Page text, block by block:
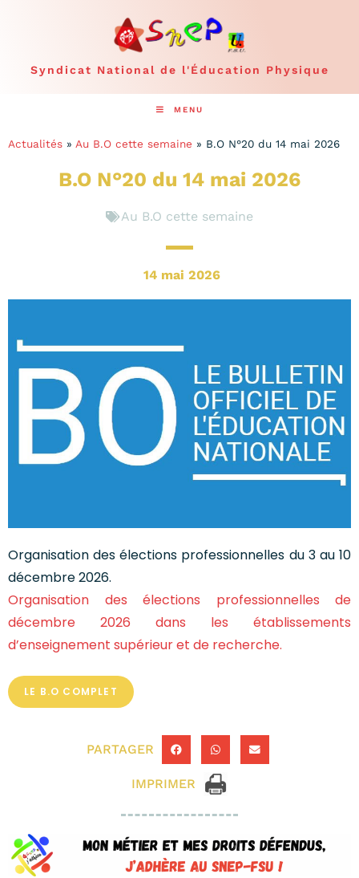
Syndicat National de l'Éducation Physique
MENU
Actualités » Au B.O cette semaine » B.O N°20 du 14 mai 2026
B.O N°20 du 14 mai 2026
Au B.O cette semaine
14 mai 2026
Organisation des élections professionnelles du 3 au 10
décembre 2026.
Organisation des élections professionnelles de
décembre 2026 dans les établissements
d’enseignement supérieur et de recherche.
LE B.O COMPLET
PARTAGER
IMPRIMER